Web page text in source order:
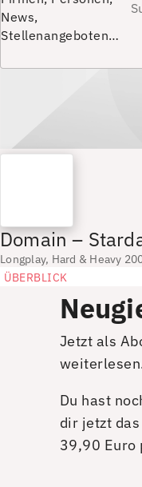
News,
Stellenangeboten…
Domain –
Longplay, Hard & Heavy
ÜBERBLICK
Jetzt als
Du hast
dir jetzt
39,90 Euro